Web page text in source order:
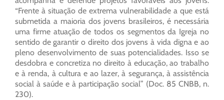
“Frente à situação de extrema vulnerabilidade a que está
submetida a maioria dos jovens brasileiros, é necessária
uma firme atuação de todos os segmentos da Igreja no
sentido de garantir o direito dos jovens à vida digna e ao
pleno desenvolvimento de suas potencialidades. Isso se
desdobra e concretiza no direito à educação, ao trabalho
e à renda, à cultura e ao lazer, à segurança, à assistência
social à saúde e à participação social” (Doc. 85 CNBB, n.
230).